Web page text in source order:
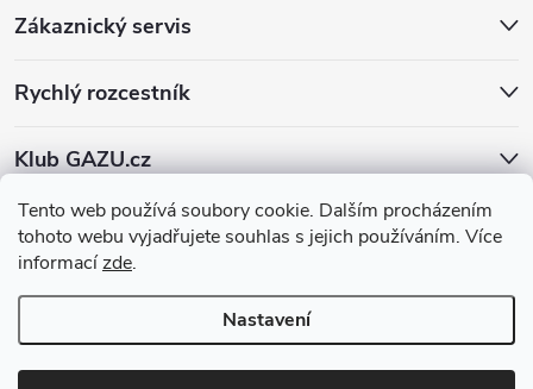
Tento web používá soubory cookie. Dalším procházením
tohoto webu vyjadřujete souhlas s jejich používáním. Více
informacízde.
Nastavení
Zákaznický servis
Rychlý rozcestník
Klub GAZU.cz
Copyright 2026GAZU.cz | moderní koberce. Všechna práva vyhrazena.